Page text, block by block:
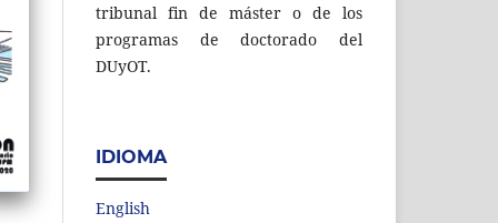
tribunal fin de máster o de los
programas de doctorado del
DUyOT.
IDIOMA
English